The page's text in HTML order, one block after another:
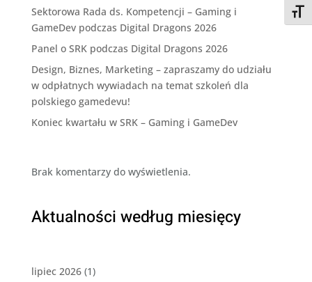
Sektorowa Rada ds. Kompetencji – Gaming i
GameDev podczas Digital Dragons 2026
Panel o SRK podczas Digital Dragons 2026
Design, Biznes, Marketing – zapraszamy do udziału
w odpłatnych wywiadach na temat szkoleń dla
polskiego gamedevu!
Koniec kwartału w SRK – Gaming i GameDev
Brak komentarzy do wyświetlenia.
Aktualności według miesięcy
lipiec 2026(1)